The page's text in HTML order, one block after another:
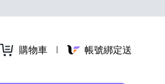
購物車 帳號綁定送